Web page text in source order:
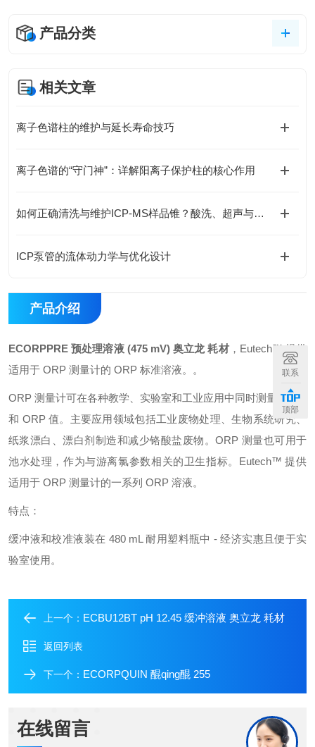
产品分类
相关文章
离子色谱柱的维护与延长寿命技巧
离子色谱的“守门神”：详解阳离子保护柱的核心作用
如何正确清洗与维护ICP-MS样品锥？酸洗、超声与专业清洗流程
ICP泵管的流体动力学与优化设计
产品介绍
ECORPPRE 预处理溶液 (475 mV) 奥立龙 耗材，Eutech™ 提供
适用于 ORP 测量计的 ORP 标准溶液。。
ORP 测量计可在各种教学、实验室和工业应用中同时测量 pH 值
和 ORP 值。主要应用领域包括工业废物处理、生物系统研究、
纸浆漂白、漂白剂制造和减少铬酸盐废物。ORP 测量也可用于
池水处理，作为与游离氯参数相关的卫生指标。Eutech™ 提供
适用于 ORP 测量计的一系列 ORP 溶液。
特点：
缓冲液和校准液装在 480 mL 耐用塑料瓶中 - 经济实惠且便于实
验室使用。
上一个： ECBU12BT pH 12.45 缓冲溶液 奥立龙 耗材
返回列表
下一个： ECORPQUIN 醌qing醌 255
在线留言
联系
顶部